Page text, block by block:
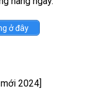
ở đây
2024]